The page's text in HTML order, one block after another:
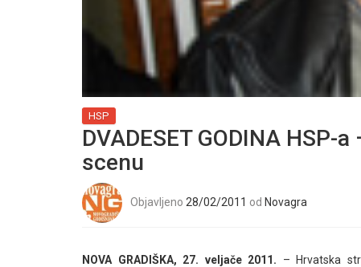
HSP
DVADESET GODINA
scenu
Objavljeno 28/02/2011 od Novagra
NOVA GRADIŠKA, 27. veljače 2011. – Hrvatska